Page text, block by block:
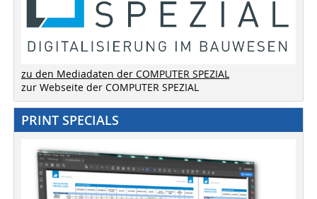
zu den Mediadaten der COMPUTER SPEZIAL
zur Webseite der COMPUTER SPEZIAL
PRINT SPECIALS